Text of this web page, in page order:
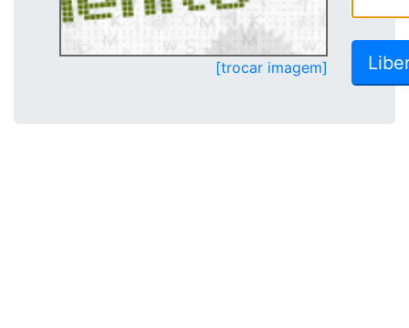
[trocar imagem]